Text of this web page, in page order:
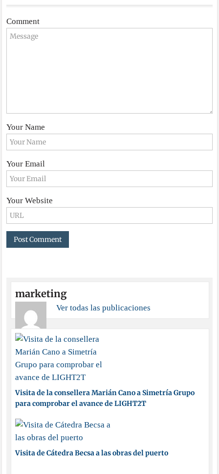
Comment
Your Name
Your Email
Your Website
marketing
Ver todas las publicaciones
Visita de la consellera Marián Cano a Simetría Grupo
para comprobar el avance de LIGHT2T
Visita de Cátedra Becsa a las obras del puerto